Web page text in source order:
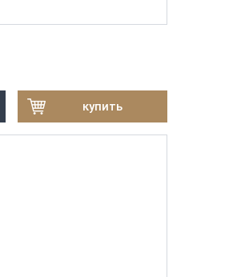
купить